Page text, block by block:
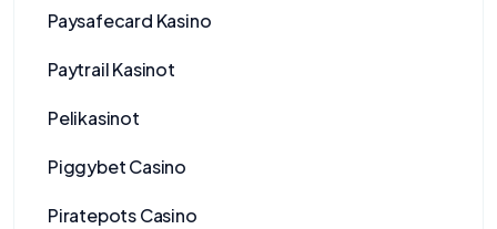
Paysafecard Kasino
Paytrail Kasinot
Pelikasinot
Piggybet Casino
Piratepots Casino